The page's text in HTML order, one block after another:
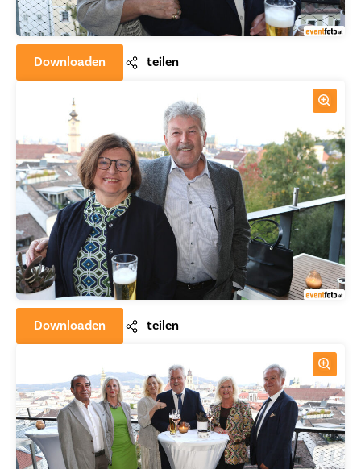
Downloaden teilen
Downloaden teilen